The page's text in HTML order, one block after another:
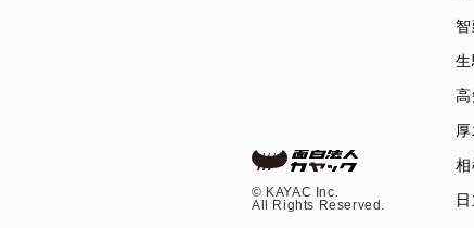
©︎ KAYAC Inc.
All Rights Reserved.
高
相